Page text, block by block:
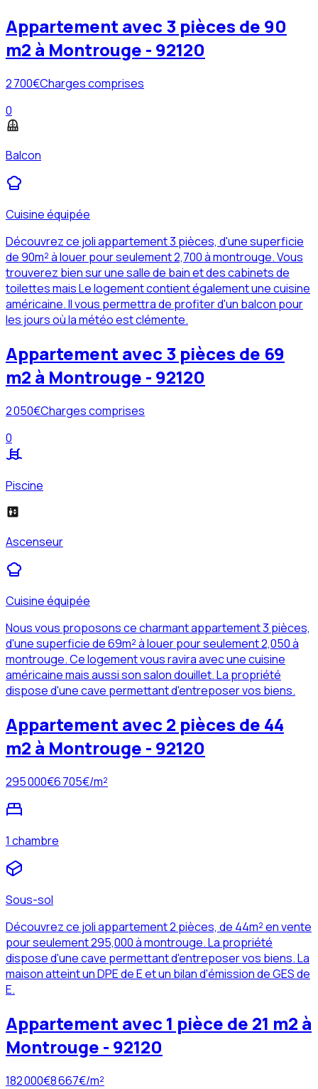
Appartement avec 3 pièces de 90
m2 à Montrouge - 92120
2 700€Charges comprises
0
Balcon
Cuisine équipée
Découvrez ce joli appartement 3 pièces, d'une superficie
de 90m² à louer pour seulement 2,700 à montrouge. Vous
trouverez bien sur une salle de bain et des cabinets de
toilettes mais Le logement contient également une cuisine
américaine. Il vous permettra de profiter d'un balcon pour
les jours où la météo est clémente.
Appartement avec 3 pièces de 69
m2 à Montrouge - 92120
2 050€Charges comprises
0
Piscine
Ascenseur
Cuisine équipée
Nous vous proposons ce charmant appartement 3 pièces,
d'une superficie de 69m² à louer pour seulement 2,050 à
montrouge. Ce logement vous ravira avec une cuisine
américaine mais aussi son salon douillet. La propriété
dispose d'une cave permettant d'entreposer vos biens.
Appartement avec 2 pièces de 44
m2 à Montrouge - 92120
295 000€6 705€/m²
1 chambre
Sous-sol
Découvrez ce joli appartement 2 pièces, de 44m² en vente
pour seulement 295,000 à montrouge. La propriété
dispose d'une cave permettant d'entreposer vos biens. La
maison atteint un DPE de E et un bilan d'émission de GES de
E.
Appartement avec 1 pièce de 21 m2 à
Montrouge - 92120
182 000€8 667€/m²